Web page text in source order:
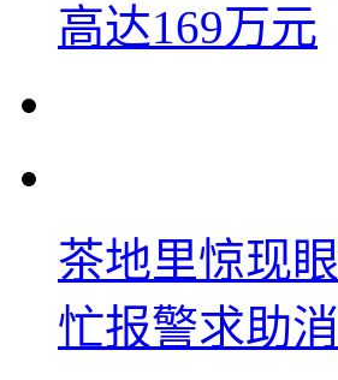
高达169万元
茶地里惊现
忙报警求助